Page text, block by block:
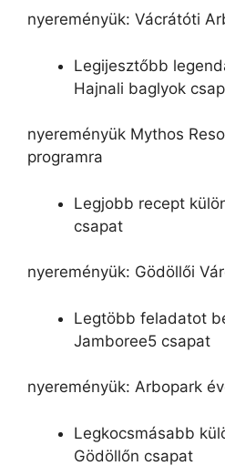
nyereményük: Vácrátóti
Legijesztőbb
Hajnali baglyok
nyereményük Mythos
programra
Legjobb recept
csapat
nyereményük: Gödöllői
Legtöbb feladatot
Jamboree5 csapat
nyereményük: Arbopark
Legkocsmásabb
Gödöllőn csapat